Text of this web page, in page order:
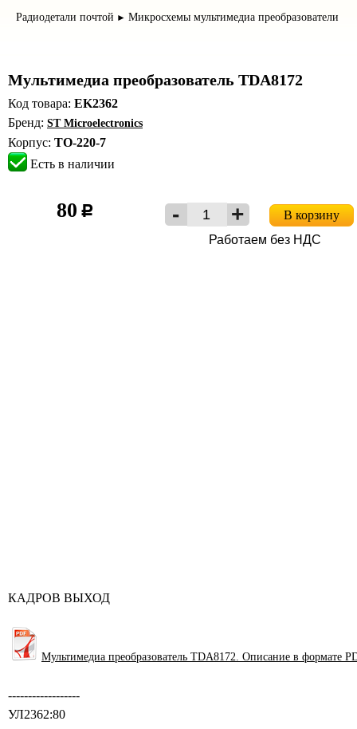
Радиодетали почтой ► Микросхемы мультимедиа преобразователи
Мультимедиа преобразователь TDA8172
Код товара: EK2362
Бренд: ST Microelectronics
Корпус: TO-220-7
Есть в наличии
80 c
В корзину
Работаем без НДС
КАДРОВ ВЫХОД
Мультимедиа преобразователь TDA8172. Описание в формате
------------------
УЛ2362:80